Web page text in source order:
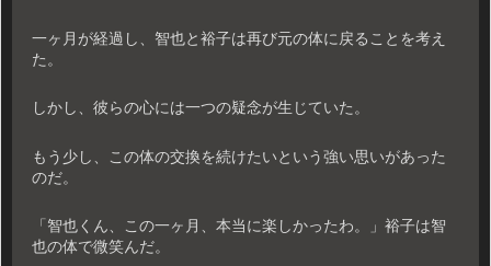
一ヶ月が経過し、智也と裕子は再び元の体に戻ることを考え
た。
しかし、彼らの心には一つの疑念が生じていた。
もう少し、この体の交換を続けたいという強い思いがあった
のだ。
「智也くん、この一ヶ月、本当に楽しかったわ。」裕子は智
也の体で微笑んだ。